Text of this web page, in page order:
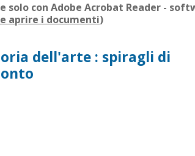
solo con Adobe Acrobat Reader -
aprire i documenti)
dell'arte : spiragli di